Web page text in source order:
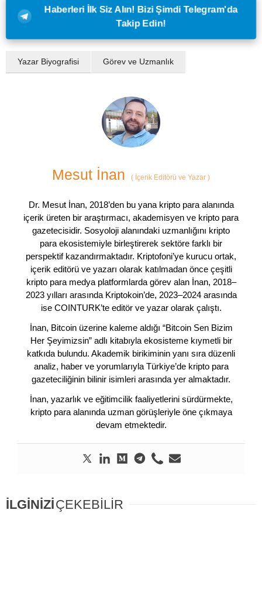
Haberleri İlk Siz Alın! Bizi Şimdi Telegram'da
Takip Edin!
Yazar Biyografisi Görev ve Uzmanlık
Mesut İnan ( İçerik Editörü ve Yazar )
Dr. Mesut İnan, 2018’den bu yana kripto para alanında
içerik üreten bir araştırmacı, akademisyen ve kripto para
gazetecisidir. Sosyoloji alanındaki uzmanlığını kripto
para ekosistemiyle birleştirerek sektöre farklı bir
perspektif kazandırmaktadır. Kriptofoni’ye kurucu ortak,
içerik editörü ve yazarı olarak katılmadan önce çeşitli
kripto para medya platformlarda görev alan İnan, 2018–
2023 yılları arasında Kriptokoin’de, 2023–2024 arasında
ise COINTURK’te editör ve yazar olarak çalıştı.
İnan, Bitcoin üzerine kaleme aldığı “Bitcoin Sen Bizim
Her Şeyimizsin” adlı kitabıyla ekosisteme kıymetli bir
katkıda bulundu. Akademik birikiminin yanı sıra düzenli
analiz, haber ve yorumlarıyla Türkiye’de kripto para
gazeteciliğinin bilinir isimleri arasında yer almaktadır.
İnan, yazarlık ve eğitimcilik faaliyetlerini sürdürmekte,
kripto para alanında uzman görüşleriyle öne çıkmaya
devam etmektedir.
İLGİNİZİÇEKEBİLİR